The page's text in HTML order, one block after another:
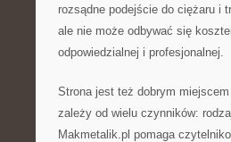
rozsądne podejście do ciężaru i
ale nie może odbywać się
odpowiedzialnej i profesjonalnej.
Strona jest też dobrym
zależy od wielu czynników:
Makmetalik.pl pomaga